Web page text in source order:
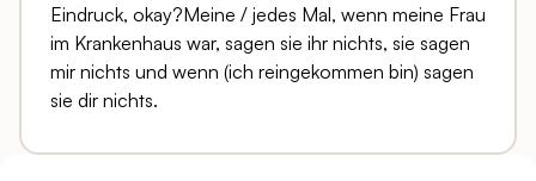
Eindruck, okay?Meine / jedes Mal, wenn meine Frau
im Krankenhaus war, sagen sie ihr nichts, sie sagen
mir nichts und wenn (ich reingekommen bin) sagen
sie dir nichts.